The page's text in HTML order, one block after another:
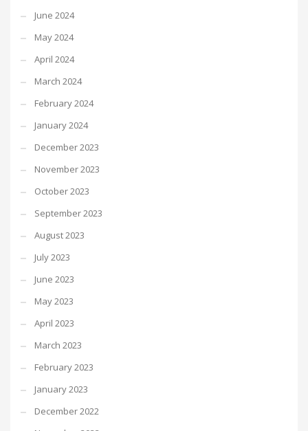
June 2024
May 2024
April 2024
March 2024
February 2024
January 2024
December 2023
November 2023
October 2023
September 2023
August 2023
July 2023
June 2023
May 2023
April 2023
March 2023
February 2023
January 2023
December 2022